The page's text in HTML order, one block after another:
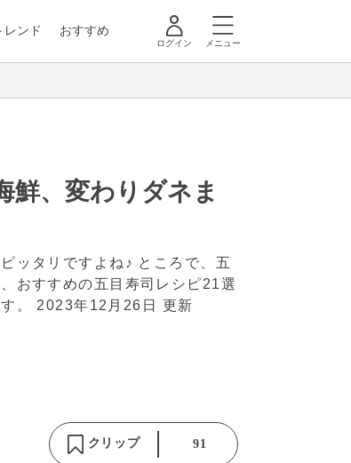
レンド おすすめ
ログイン メニュー
鮮、変わりダネま
ッタリですよね♪ ところで、五
おすすめの五目寿司レシピ21選
。 2023年12月26日 更新
クリップ 91